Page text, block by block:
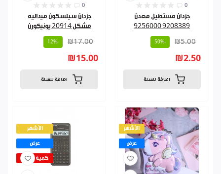
0
جزدان سيلسكون ميداليه
مشكل 20914 يونيكورن
₪17.00
-12%
₪15.00
اضافة للسلة
0
جزدان مستطيل معدن
9208389 9256000
₪5.00
-50%
₪2.50
اضافة للسلة
الأشهر
عرض
كمية قليلة
الأشهر
عرض